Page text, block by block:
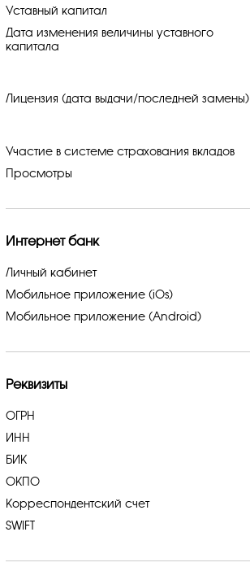
Уставный капитал
Дата изменения величины уставного
капитала
Лицензия (дата выдачи/последней замены)
Участие в системе страхования вкладов
Просмотры
Интернет банк
Личный кабинет
Мобильное приложение (iOs)
Мобильное приложение (Android)
Реквизиты
ОГРН
ИНН
БИК
ОКПО
Корреспондентский счет
SWIFT